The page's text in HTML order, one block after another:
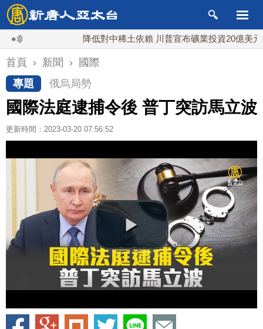
降低對中稀土依賴 川普宣布礦業投資20億美元
首頁 › 新聞 ›
國際
專題
俄烏局勢
國際法庭逮捕令後 普丁突訪馬立波
更新時間：2023-03-20 07:56:52